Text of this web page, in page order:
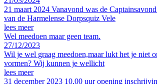
21 maart 2024 Vanavond was de
van de Harmelense Dorpsquiz Vele
lees meer
Wel meedoen maar geen team.
27/12/2023
Wil je wel graag meedoen,maar lukt het je niet
vormen? Wij kunnen je wellicht
lees meer
31 december 2023 10.00 uur opening